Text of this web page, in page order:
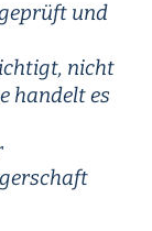
und
nicht
handelt es